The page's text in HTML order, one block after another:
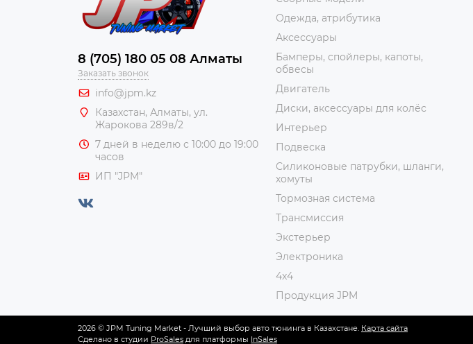
8 (705) 180 05 08 Алматы
Заказать звонок
info@jpm.kz
Казахстан, Алматы, ул.
Жарокова 289в/2
7 дней в неделю с 10:00 до 19:00
часов
ИП "JPM"
Одежда, атрибутика
Аксессуары
Бамперы, спойлеры, капоты,
обвесы
Двигатель
Диски, аксессуары для колёс
Интерьер
Подвеска
Силиконовые патрубки, шланги,
хомуты
Тормозная система
Трансмиссия
Экстерьер
Электроника
4x4
Продукция JPM
2026 © JPM Tuning Market - Лучший выбор авто тюнинга в Казахстане. Карта сайта
Сделано в студии ProSales для платформы InSales